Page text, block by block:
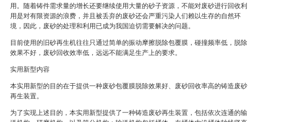
用。随着铸件需求量的增长还要继续使用大量的砂子资源，不能对废砂进行回收利
用是对有限资源的浪费，并且被丢弃的废砂还会严重污染人们赖以生存的自然环
境，因此，废砂的处理和利用已成为我国迫切需要解决的问题。
目前使用的旧砂再生机往往只通过简单的振动摩擦脱除包覆膜，碰撞频率低，脱除
效果不好，废砂回收效率低，远远不能满足生产上的要求。
实用新型内容
本实用新型的目的在于提供一种废砂包覆膜脱除效果好、废砂回收率高的铸造废砂
再生装置。
为了实现上述目的，本实用新型提供了一种铸造废砂再生装置，包括依次连通的输